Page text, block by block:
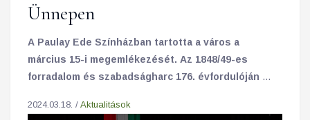
Ünnepen
A Paulay Ede Színházban tartotta a város a
március 15-i megemlékezését. Az 1848/49-es
forradalom és szabadságharc 176. évfordulóján a
növendékei valamint a Tokaji II. Rákóczi Ferenc
2024.03.18. / Aktualitások